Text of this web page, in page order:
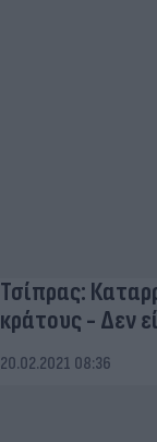
Τσίπρας:
κράτους - Δεν
20.02.2021 08:36